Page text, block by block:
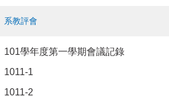
系教評會
101學年度第一學期會議記錄
1011-1
1011-2